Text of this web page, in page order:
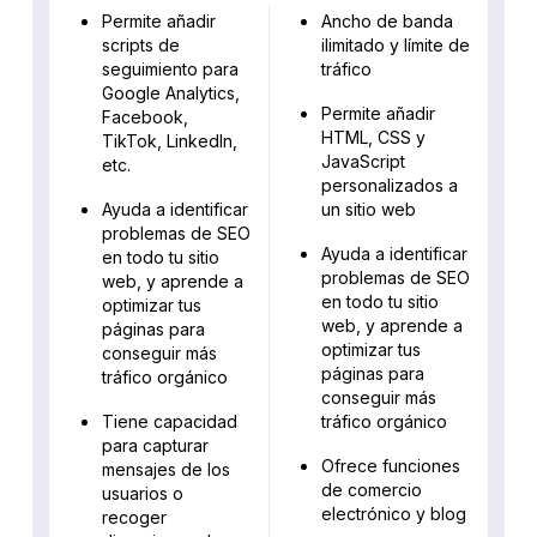
Permite añadir
scripts de
seguimiento para
Google Analytics,
Facebook,
TikTok, LinkedIn,
etc.
Ayuda a identificar
problemas de SEO
en todo tu sitio
web, y aprende a
optimizar tus
páginas para
conseguir más
tráfico orgánico
Tiene capacidad
para capturar
mensajes de los
usuarios o
recoger
Ancho de banda
ilimitado y límite de
tráfico
Permite añadir
HTML, CSS y
JavaScript
personalizados a
un sitio web
Ayuda a identificar
problemas de SEO
en todo tu sitio
web, y aprende a
optimizar tus
páginas para
conseguir más
tráfico orgánico
Ofrece funciones
de comercio
electrónico y blog